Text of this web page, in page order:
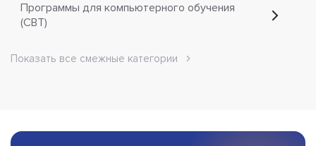
Программы для компьютерного обучения
(CBT)
Показать все смежные категории